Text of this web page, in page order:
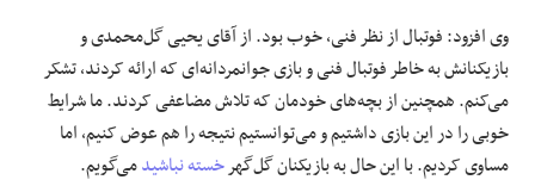
وی افزود: فوتبال از نظر فنی، خوب بود. از آقای یحیی گل‌محمدی و
بازیکنانش به خاطر فوتبال فنی و بازی جوانمردانه‌ای که ارائه کردند، تشکر
می‌کنم. همچنین از بچه‌های خودمان که تلاش مضاعفی کردند. ما شرایط
خوبی را در این بازی داشتیم و می‌توانستیم نتیجه را هم عوض کنیم، اما
مساوی کردیم. با این حال به بازیکنان گل‌گهرخسته نباشیدمی‌گویم.